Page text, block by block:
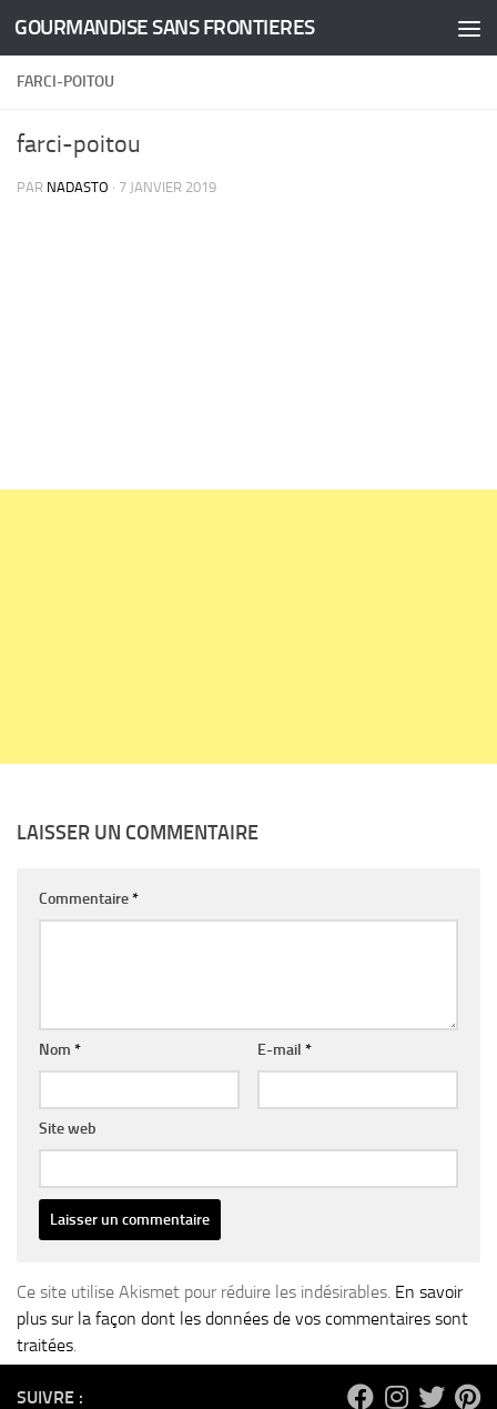
Skip to content
GOURMANDISE SANS FRONTIERES
FARCI-POITOU
farci-poitou
PAR NADASTO · 7 JANVIER 2019
LAISSER UN COMMENTAIRE
Commentaire*
Nom * E-mail *
Site web
Ce site utilise Akismet pour réduire les indésirables. En savoir
plus sur la façon dont les données de vos commentaires sont
traitées.
SUIVRE :